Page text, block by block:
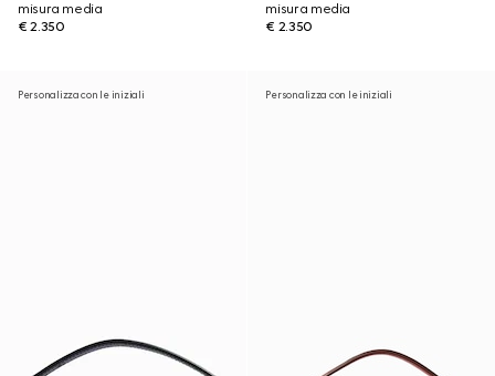
misura media
€ 2.350
misura media
€ 2.350
Personalizza con le iniziali Personalizza con le iniziali